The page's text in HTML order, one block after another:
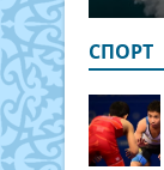
СПОРТ